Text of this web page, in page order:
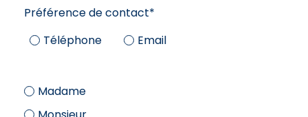
Préférence de contact*
Téléphone
Email
Madame